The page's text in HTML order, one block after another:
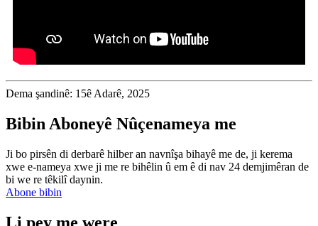
Dema şandinê: 15ê Adarê, 2025
Bibin Aboneyê Nûçenameya me
Ji bo pirsên di derbarê hilber an navnîşa bihayê me de, ji kerema
xwe e-nameya xwe ji me re bihêlin û em ê di nav 24 demjimêran de
bi we re têkilî daynin.
Abone bibin
Li pey me were